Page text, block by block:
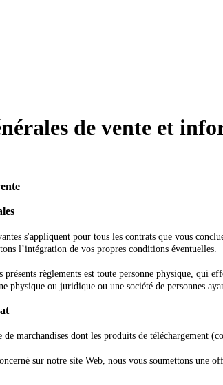
de vente et
s'appliquent pour tous les contrats que vous
l’intégration de vos propres conditions éventuelles.
présents règlements est toute personne physique, qui
physique ou juridique ou une société de personnes
marchandises dont les produits de téléchargement
sur notre site Web, nous vous soumettons une